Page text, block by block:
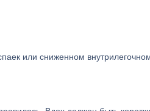
или сниженном